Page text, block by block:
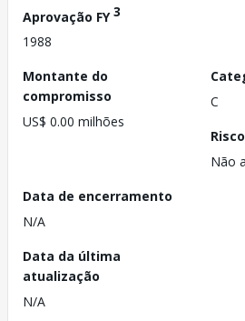
Aprovação FY3
1988
Montante do
compromisso
US$ 0.00 milhões
C
Não
Data de encerramento
N/A
Data da última
atualização
N/A